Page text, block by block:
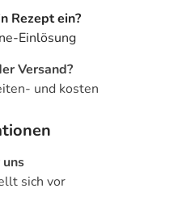
|
(GPSR)
Sie sich oben
Rezept ein?
Einlösung
Versand?
und kosten
sich vor